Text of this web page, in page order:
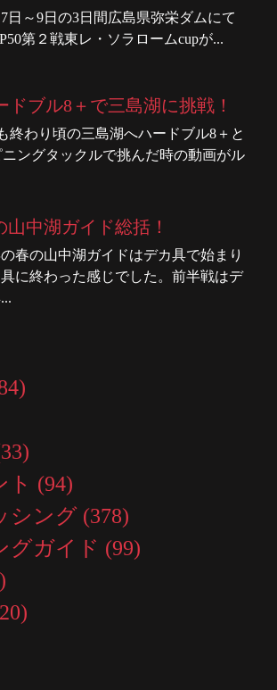
日～9日の3日間広島県弥栄ダムにて
第２戦東レ・ソラロームcupが...
ドブル8＋で三島湖に挑戦！
終わり頃の三島湖へハードブル8＋と
ニングタックルで挑んだ時の動画がル
山中湖ガイド総括！
春の山中湖ガイドはデカ具で始まり
に終わった感じでした。前半戦はデ
ト (94)
シング (378)
グガイド (99)